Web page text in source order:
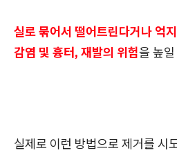
실로 묶어서 떨어트린다거나 억
감염 및 흉터, 재발의 위험을 높
실제로 이런 방법으로 제거를 시